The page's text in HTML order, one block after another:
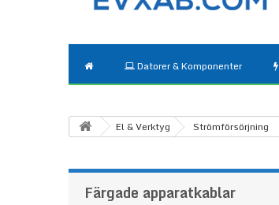
Datorer & Komponenter
El & Verktyg Strömförsörjning
Färgade apparatkablar